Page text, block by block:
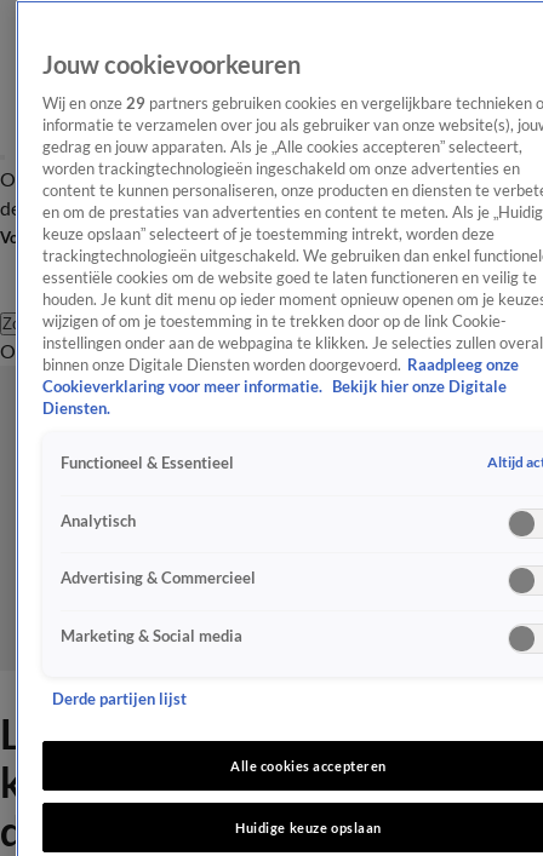
OverzichtAfleveringen Entertainment TV Algemeen
Tip
de redactieNieuwsbrief
Volg Shownieuws
Zoeken
OverzichtEntertainmentSpraakmakendRealityCrimeVideo's
LLDL-Claudia uit grote
kritiek op uiterlijk van haar
date
Jouw cookievoorkeuren
Wij en onze 29 partners gebruiken cookies en vergelijkbare technieken
informatie te verzamelen over jou als gebruiker van onze website(s),
gedrag en jouw apparaten. Als je „Alle cookies accepteren” selecteert,
worden trackingtechnologieën ingeschakeld om onze advertenties en
content te kunnen personaliseren, onze producten en diensten te
en om de prestaties van advertenties en content te meten. Als je
keuze opslaan” selecteert of je toestemming intrekt, worden deze
trackingtechnologieën uitgeschakeld. We gebruiken dan enkel
essentiële cookies om de website goed te laten functioneren en veilig te
houden. Je kunt dit menu op ieder moment opnieuw openen om je
wijzigen of om je toestemming in te trekken door op de link Cookie-
instellingen onder aan de webpagina te klikken. Je selecties zullen overal
binnen onze Digitale Diensten worden doorgevoerd. Raadpleeg onze
Cookieverklaring voor meer informatie.
Bekijk hier onze Digitale
Diensten.
Functioneel & Essentieel Altijd
Analytisch
Advertising & Commercieel
Marketing & Social media
Derde partijen lijst
Alle cookies accepteren
Huidige keuze opslaan